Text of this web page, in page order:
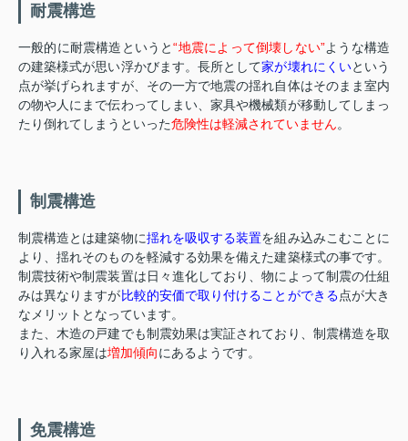
耐震構造
一般的に耐震構造というと“地震によって倒壊しない”ような構造
の建築様式が思い浮かびます。長所として家が壊れにくいという
点が挙げられますが、その一方で地震の揺れ自体はそのまま室内
の物や人にまで伝わってしまい、家具や機械類が移動してしまっ
たり倒れてしまうといった危険性は軽減されていません。
制震構造
制震構造とは建築物に揺れを吸収する装置を組み込みこむことに
より、揺れそのものを軽減する効果を備えた建築様式の事です。
制震技術や制震装置は日々進化しており、物によって制震の仕組
みは異なりますが比較的安価で取り付けることができる点が大き
なメリットとなっています。
また、木造の戸建でも制震効果は実証されており、制震構造を取
り入れる家屋は増加傾向にあるようです。
免震構造